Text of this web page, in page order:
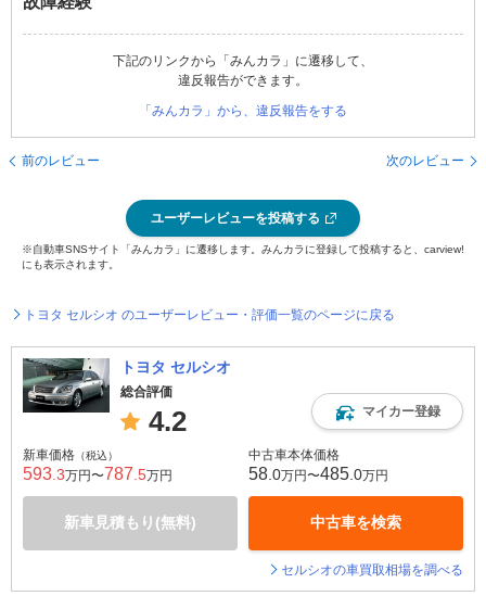
下記のリンクから「みんカラ」に遷移して、
違反報告ができます。
「みんカラ」から、違反報告をする
前のレビュー 次のレビュー
ユーザーレビューを投稿する
※自動車SNSサイト「みんカラ」に遷移します。みんカラに登録して投稿すると、carview!
にも表示されます。
トヨタ セルシオ のユーザーレビュー・評価一覧のページに戻る
トヨタ セルシオ
総合評価
4.2 マイカー登録
新車価格 （税込）
593 .3万円〜787 .5万円
新車見積もり(無料)
中古車本体価格
58 .0万円〜485 .0万円
中古車を検索
セルシオの車買取相場を調べる